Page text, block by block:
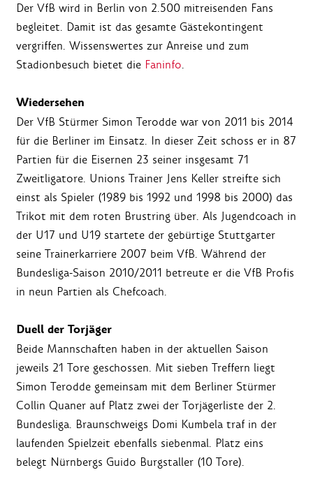
Der VfB wird in Berlin von 2.500 mitreisenden Fans
begleitet. Damit ist das gesamte Gästekontingent
vergriffen. Wissenswertes zur Anreise und zum
Stadionbesuch bietet die Faninfo.
Wiedersehen
Der VfB Stürmer Simon Terodde war von 2011 bis 2014
für die Berliner im Einsatz. In dieser Zeit schoss er in 87
Partien für die Eisernen 23 seiner insgesamt 71
Zweitligatore. Unions Trainer Jens Keller streifte sich
einst als Spieler (1989 bis 1992 und 1998 bis 2000) das
Trikot mit dem roten Brustring über. Als Jugendcoach in
der U17 und U19 startete der gebürtige Stuttgarter
seine Trainerkarriere 2007 beim VfB. Während der
Bundesliga-Saison 2010/2011 betreute er die VfB Profis
in neun Partien als Chefcoach.
Duell der Torjäger
Beide Mannschaften haben in der aktuellen Saison
jeweils 21 Tore geschossen. Mit sieben Treffern liegt
Simon Terodde gemeinsam mit dem Berliner Stürmer
Collin Quaner auf Platz zwei der Torjägerliste der 2.
Bundesliga. Braunschweigs Domi Kumbela traf in der
laufenden Spielzeit ebenfalls siebenmal. Platz eins
belegt Nürnbergs Guido Burgstaller (10 Tore).